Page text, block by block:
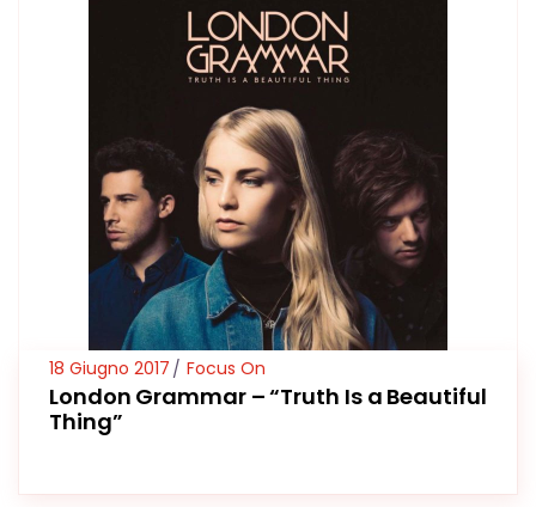
18 Giugno 2017 Focus On
London Grammar – “Truth Is a Beautiful
Thing”